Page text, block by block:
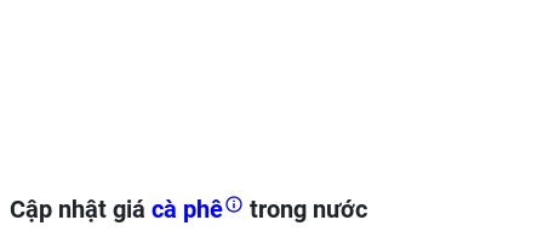
Cập nhật giá cà phê trong nước